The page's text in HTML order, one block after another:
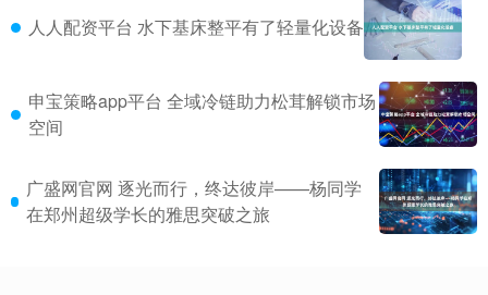
人人配资平台 水下基床整平有了轻量化设备
申宝策略app平台 全域冷链助力松茸解锁市场
空间
广盛网官网 逐光而行，终达彼岸——杨同学
在郑州超级学长的雅思突破之旅